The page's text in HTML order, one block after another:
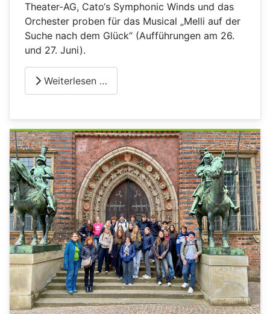
Theater-AG, Cato‘s Symphonic Winds und das
Orchester proben für das Musical „Melli auf der
Suche nach dem Glück“ (Aufführungen am 26.
und 27. Juni).
Weiterlesen …